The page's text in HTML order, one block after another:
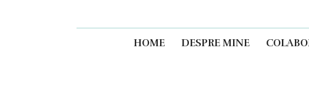
HOME DESPRE MINE